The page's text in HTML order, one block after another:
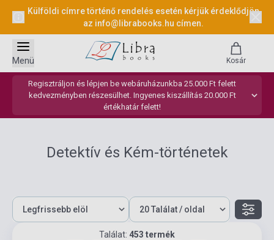
Külföldi címre történő rendelés esetén kérjük érdeklődjön
az info@librabooks.hu címen.
Regisztráljon és lépjen be webáruházunkba 25.000 Ft felett
kedvezményben részesülhet. Ingyenes kiszállítás 20.000 Ft
értékhatár felett!
Menü Kosár
Detektív és Kém-történetek
Találat: 453 termék